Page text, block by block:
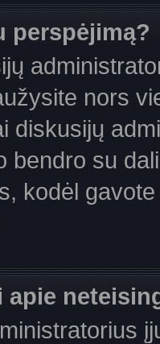
perspėjimą?
nors
diskusijų
bendro su
kodėl
apie